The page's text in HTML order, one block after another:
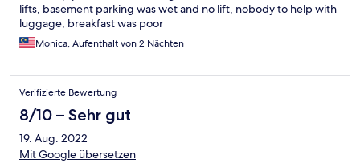
lifts, basement parking was wet and no lift, nobody to help with
luggage, breakfast was poor
Monica, Aufenthalt von 2 Nächten
Verifizierte Bewertung
8/10 – Sehr gut
19. Aug. 2022
Mit Google übersetzen